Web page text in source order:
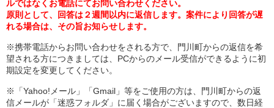
ルではなくお電話にてお問い合わせください。
原則として、回答は２週間以内に返信します。案件により回答が遅
れる場合は、その旨お知らせします。
※携帯電話からお問い合わせをされる方で、門川町からの返信を希
望される方につきましては、PCからのメール受信ができるように初
期設定を変更してください。
※「Yahoo!メール」「Gmail」等をご使用の方は、門川町からの返
信メールが「迷惑フォルダ」に届く場合がございますので、数日経